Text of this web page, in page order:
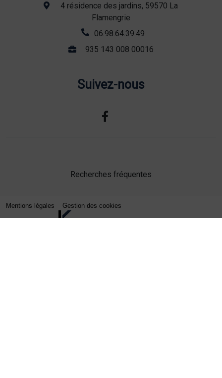
4 résidence des jardins, 59570 La
Flamengrie
06.98.64.39.49
935 143 008 00016
Suivez-nous
Recherches fréquentes
Mentions légales Gestion des cookies